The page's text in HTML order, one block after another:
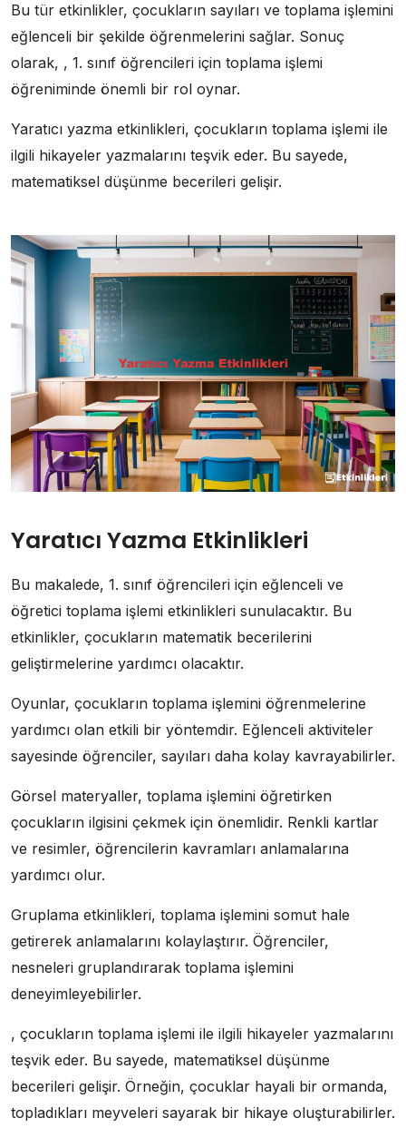
Bu tür etkinlikler, çocukların sayıları ve toplama işlemini
eğlenceli bir şekilde öğrenmelerini sağlar. Sonuç
olarak, , 1. sınıf öğrencileri için toplama işlemi
öğreniminde önemli bir rol oynar.
Yaratıcı yazma etkinlikleri, çocukların toplama işlemi ile
ilgili hikayeler yazmalarını teşvik eder. Bu sayede,
matematiksel düşünme becerileri gelişir.
Yaratıcı Yazma Etkinlikleri
Bu makalede, 1. sınıf öğrencileri için eğlenceli ve
öğretici toplama işlemi etkinlikleri sunulacaktır. Bu
etkinlikler, çocukların matematik becerilerini
geliştirmelerine yardımcı olacaktır.
Oyunlar, çocukların toplama işlemini öğrenmelerine
yardımcı olan etkili bir yöntemdir. Eğlenceli aktiviteler
sayesinde öğrenciler, sayıları daha kolay kavrayabilirler.
Görsel materyaller, toplama işlemini öğretirken
çocukların ilgisini çekmek için önemlidir. Renkli kartlar
ve resimler, öğrencilerin kavramları anlamalarına
yardımcı olur.
Gruplama etkinlikleri, toplama işlemini somut hale
getirerek anlamalarını kolaylaştırır. Öğrenciler,
nesneleri gruplandırarak toplama işlemini
deneyimleyebilirler.
, çocukların toplama işlemi ile ilgili hikayeler yazmalarını
teşvik eder. Bu sayede, matematiksel düşünme
becerileri gelişir. Örneğin, çocuklar hayali bir ormanda,
topladıkları meyveleri sayarak bir hikaye oluşturabilirler.